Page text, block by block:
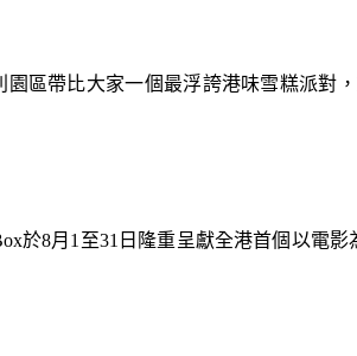
區帶比大家一個最浮誇港味雪糕派對
於8月1至31日隆重呈獻全港首個以電